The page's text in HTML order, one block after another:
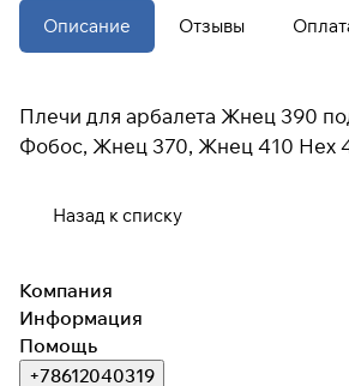
Описание Отзывы
Плечи для арбалета Жнец 390
Фобос, Жнец 370, Жнец 410 Hex
Назад к списку
картой любого банка
выбранный способом
списываться
* При оплате через
применяются.
Компания
Информация
Помощь
+78612040319